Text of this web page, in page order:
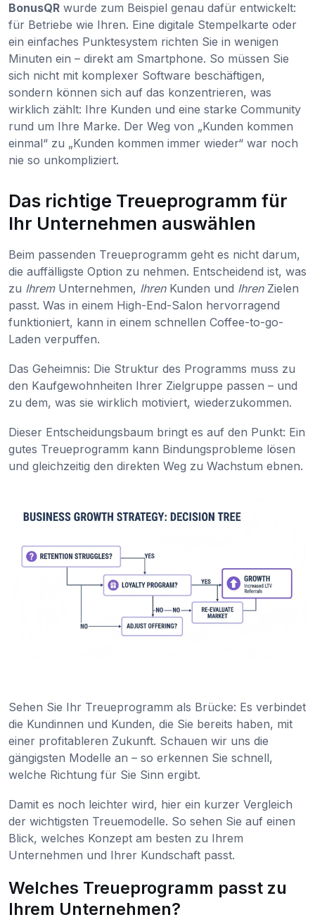
BonusQR wurde zum Beispiel genau dafür entwickelt:
für Betriebe wie Ihren. Eine digitale Stempelkarte oder
ein einfaches Punktesystem richten Sie in wenigen
Minuten ein – direkt am Smartphone. So müssen Sie
sich nicht mit komplexer Software beschäftigen,
sondern können sich auf das konzentrieren, was
wirklich zählt: Ihre Kunden und eine starke Community
rund um Ihre Marke. Der Weg von „Kunden kommen
einmal“ zu „Kunden kommen immer wieder“ war noch
nie so unkompliziert.
Das richtige Treueprogramm für
Ihr Unternehmen auswählen
Beim passenden Treueprogramm geht es nicht darum,
die auffälligste Option zu nehmen. Entscheidend ist, was
zu IhremUnternehmen, IhrenKunden und IhrenZielen
passt. Was in einem High-End-Salon hervorragend
funktioniert, kann in einem schnellen Coffee-to-go-
Laden verpuffen.
Das Geheimnis: Die Struktur des Programms muss zu
den Kaufgewohnheiten Ihrer Zielgruppe passen – und
zu dem, was sie wirklich motiviert, wiederzukommen.
Dieser Entscheidungsbaum bringt es auf den Punkt: Ein
gutes Treueprogramm kann Bindungsprobleme lösen
und gleichzeitig den direkten Weg zu Wachstum ebnen.
Sehen Sie Ihr Treueprogramm als Brücke: Es verbindet
die Kundinnen und Kunden, die Sie bereits haben, mit
einer profitableren Zukunft. Schauen wir uns die
gängigsten Modelle an – so erkennen Sie schnell,
welche Richtung für Sie Sinn ergibt.
Damit es noch leichter wird, hier ein kurzer Vergleich
der wichtigsten Treuemodelle. So sehen Sie auf einen
Blick, welches Konzept am besten zu Ihrem
Unternehmen und Ihrer Kundschaft passt.
Welches Treueprogramm passt zu
Ihrem Unternehmen?